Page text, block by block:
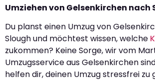
Umziehen von Gelsenkirchen nach
Du planst einen Umzug von
Slough und möchtest wissen, welche
zukommen? Keine Sorge, wir vom
Umzugsservice aus Gelsenkirchen
helfen dir, deinen Umzug stressfrei zu